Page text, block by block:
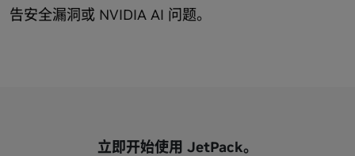
告安全漏洞或 NVIDIA AI 问题。
立即开始使用 JetPack。